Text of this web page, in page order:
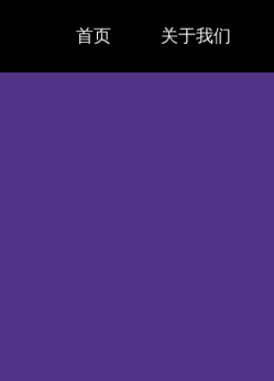
首页 关于我们